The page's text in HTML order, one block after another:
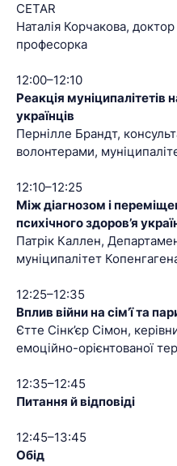
CETAR
Наталія Корчакова,
професорка
12:00–12:10
Реакція муніципалітетів
українців
Пернілле Брандт,
волонтерами,
12:10–12:25
Між діагнозом і
психічного здоров’я
Патрік Каллен,
муніципалітет
12:25–12:35
Вплив війни на сім’ї та
Єтте Сінк’єр Сімон,
емоційно-орієнтованої
12:35–12:45
Питання й відповіді
12:45–13:45
Обід